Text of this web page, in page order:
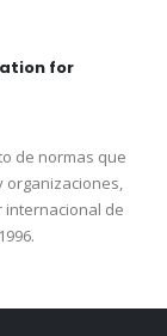
for
de normas que
organizaciones,
internacional de